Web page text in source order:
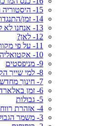
15- היסטוריה וכתיבתה
14- זמן/התנגדות
13- אנחנו לא לבד
12- לאן?
11- על פי מקורות זרים
10- אקטואליה יצירתית
9- מניפסטים
8- למי שייך הקול?
7- חינוך מחדש
6- זמן באלארד
5- גבולות
4- אזהרת רווח
3- משמר הגבול